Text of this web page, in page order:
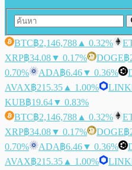
BTC฿2,146,788 ▲ 0.32%
XRP฿34.08▼ 0.17% DOGE฿
0.70%
ADA฿6.46▼ 0.36%
AVAX฿215.35 ▲ 1.00% LINK
KUB฿19.64▼ 0.83%
BTC฿2,146,788 ▲ 0.32%
XRP฿34.08▼ 0.17% DOGE฿
0.70%
ADA฿6.46▼ 0.36%
AVAX฿215.35 ▲ 1.00% LINK